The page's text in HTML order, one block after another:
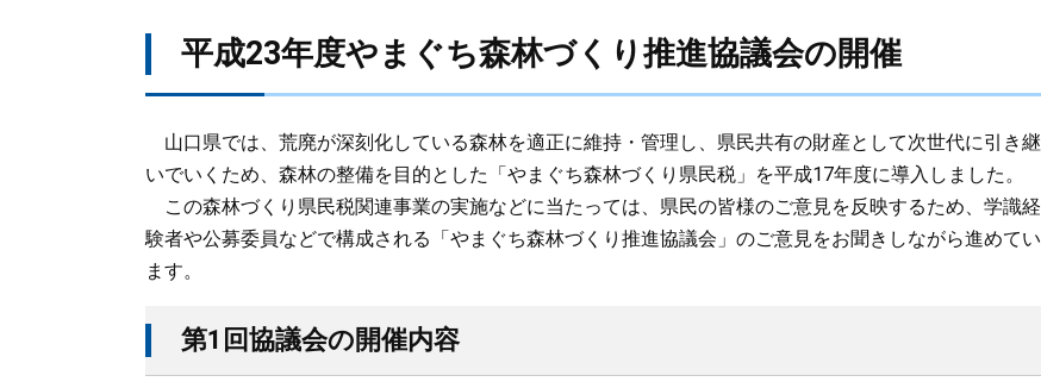
平成23年度やまぐち森林づくり推進協議会の開催
山口県では、荒廃が深刻化している森林を適正に維持・管理し、県民共有の財産として次世代に引き継
いでいくため、森林の整備を目的とした「やまぐち森林づくり県民税」を平成17年度に導入しました。
この森林づくり県民税関連事業の実施などに当たっては、県民の皆様のご意見を反映するため、学識経
験者や公募委員などで構成される「やまぐち森林づくり推進協議会」のご意見をお聞きしながら進めてい
ます。
第1回協議会の開催内容